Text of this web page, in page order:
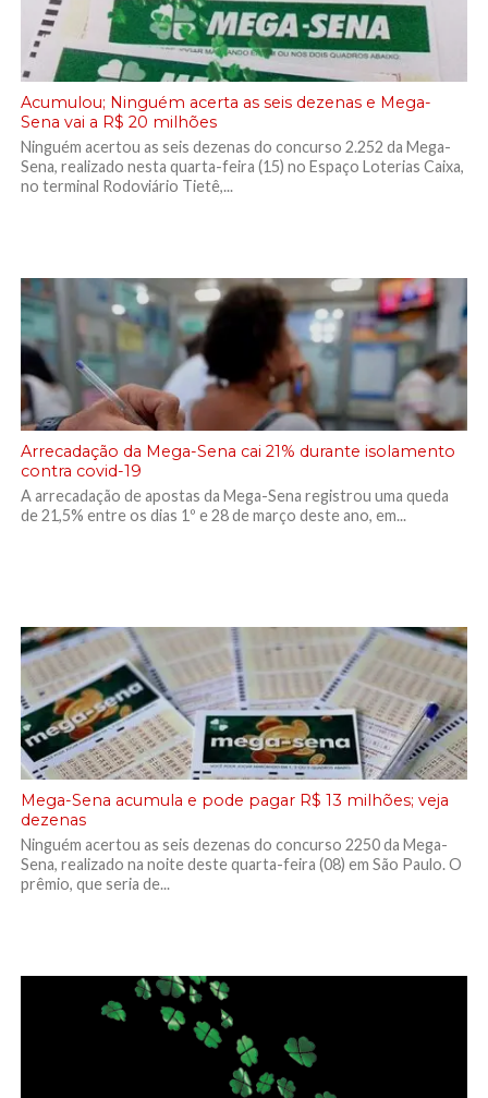
Acumulou; Ninguém acerta as seis dezenas e Mega-
Sena vai a R$ 20 milhões
Ninguém acertou as seis dezenas do concurso 2.252 da Mega-
Sena, realizado nesta quarta-feira (15) no Espaço Loterias Caixa,
no terminal Rodoviário Tietê,...
Arrecadação da Mega-Sena cai 21% durante isolamento
contra covid-19
A arrecadação de apostas da Mega-Sena registrou uma queda
de 21,5% entre os dias 1º e 28 de março deste ano, em...
Mega-Sena acumula e pode pagar R$ 13 milhões; veja
dezenas
Ninguém acertou as seis dezenas do concurso 2250 da Mega-
Sena, realizado na noite deste quarta-feira (08) em São Paulo. O
prêmio, que seria de...